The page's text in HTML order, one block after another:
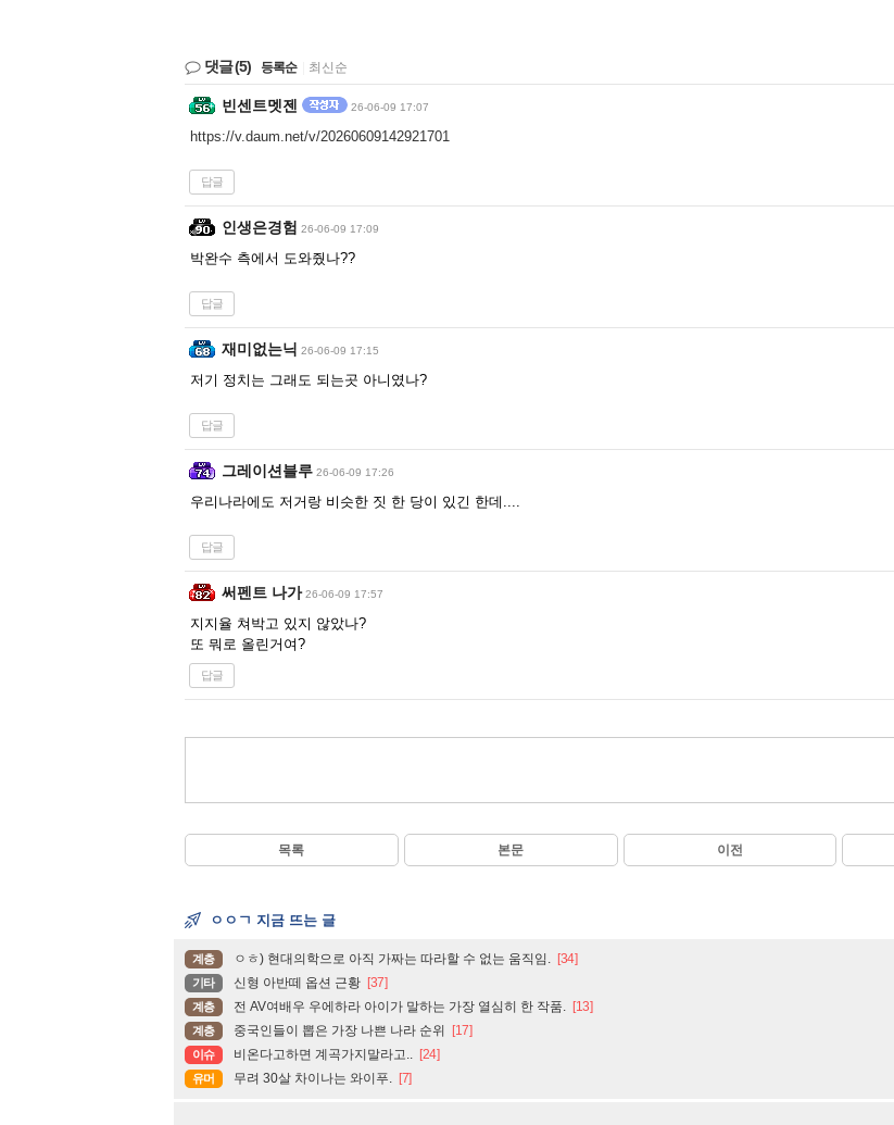
댓글(5) 등록순 최신순
빈센트멧젠 26-06-09 17:07
https://v.daum.net/v/20260609142921701
답글
인생은경험 26-06-09 17:09
박완수 측에서 도와줬나??
답글
재미없는닉 26-06-09 17:15
저기 정치는 그래도 되는곳 아니였나?
답글
그레이션블루 26-06-09 17:26
우리나라에도 저거랑 비슷한 짓 한 당이 있긴 한데....
답글
써펜트 나가 26-06-09 17:57
지지율 쳐박고 있지 않았나?
또 뭐로 올린거여?
답글
목록 본문 이전
ㅇㅇㄱ 지금 뜨는 글
계층 ㅇㅎ) 현대의학으로 아직 가짜는 따라할 수 없는 움직임. [34]
기타 신형 아반떼 옵션 근황 [37]
계층 전 AV여배우 우에하라 아이가 말하는 가장 열심히 한 작품. [13]
계층 중국인들이 뽑은 가장 나쁜 나라 순위 [17]
이슈 비온다고하면 계곡가지말라고.. [24]
유머 무려 30살 차이나는 와이푸. [7]